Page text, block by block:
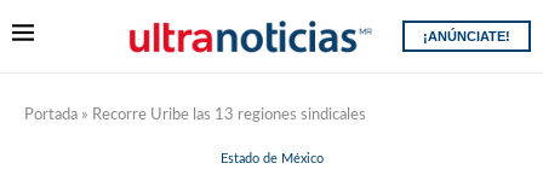
¡ANÚNCIATE!
Portada » Recorre Uribe las 13 regiones sindicales
Estado de México